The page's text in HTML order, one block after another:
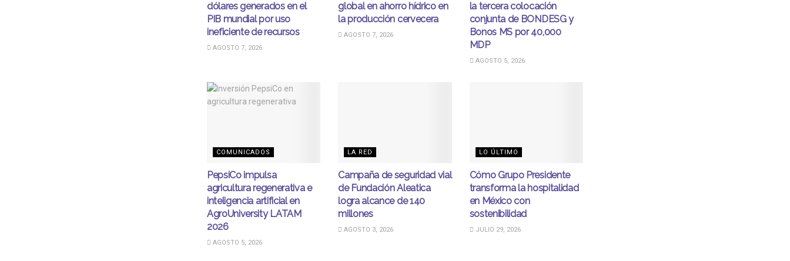
dólares generados en el
PIB mundial por uso
ineficiente de recursos
AGOSTO 7, 2026
global en ahorro hídrico en
la producción cervecera
AGOSTO 7, 2026
la tercera colocación
conjunta de BONDESG y
Bonos MS por 40,000
MDP
AGOSTO 5, 2026
COMUNICADOS
PepsiCo impulsa
agricultura regenerativa e
inteligencia artificial en
AgroUniversity LATAM
2026
AGOSTO 5, 2026
LA RED
Campaña de seguridad vial
de Fundación Aleatica
logra alcance de 140
millones
AGOSTO 3, 2026
LO ÚLTIMO
Cómo Grupo Presidente
transforma la hospitalidad
en México con
sostenibilidad
JULIO 29, 2026